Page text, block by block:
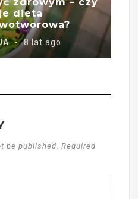
dieta
8 lat ago
be published. Required